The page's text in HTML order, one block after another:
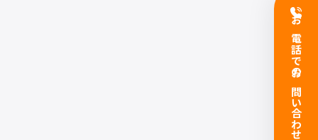
お電話でのお問い合わせ